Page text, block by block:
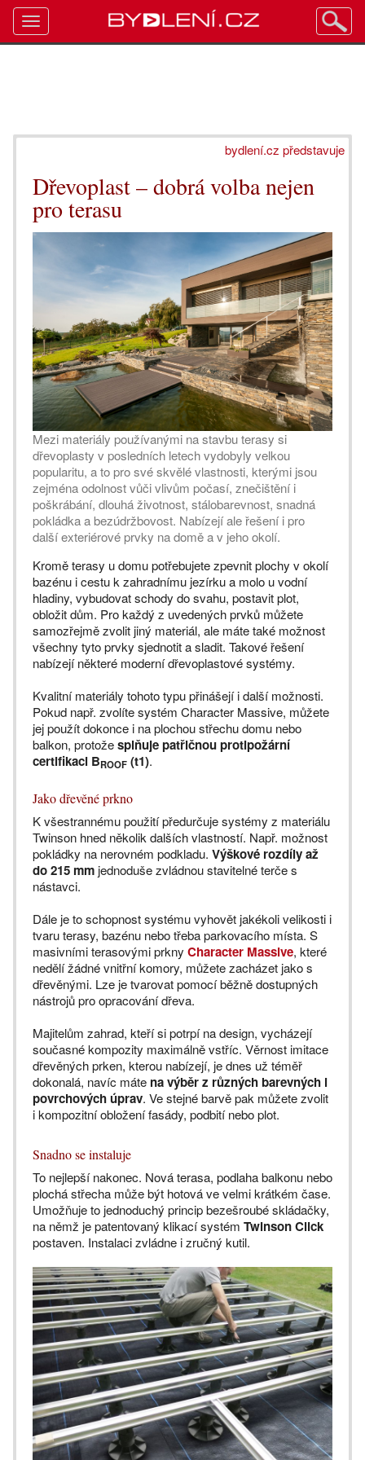
bydlení.cz představuje
Dřevoplast – dobrá volba nejen
pro terasu
Mezi materiály používanými na stavbu terasy si
dřevoplasty v posledních letech vydobyly velkou
popularitu, a to pro své skvělé vlastnosti, kterými jsou
zejména odolnost vůči vlivům počasí, znečištění i
poškrábání, dlouhá životnost, stálobarevnost, snadná
pokládka a bezúdržbovost. Nabízejí ale řešení i pro
další exteriérové prvky na domě a v jeho okolí.
Kromě terasy u domu potřebujete zpevnit plochy v okolí
bazénu i cestu k zahradnímu jezírku a molo u vodní
hladiny, vybudovat schody do svahu, postavit plot,
obložit dům. Pro každý z uvedených prvků můžete
samozřejmě zvolit jiný materiál, ale máte také možnost
všechny tyto prvky sjednotit a sladit. Takové řešení
nabízejí některé moderní dřevoplastové systémy.
Kvalitní materiály tohoto typu přinášejí i další možnosti.
Pokud např. zvolíte systém Character Massive, můžete
jej použít dokonce i na plochou střechu domu nebo
balkon, protožesplňuje patřičnou protipožární
certifikaci BROOF (t1).
Jako dřevěné prkno
K všestrannému použití předurčuje systémy z materiálu
Twinson hned několik dalších vlastností. Např. možnost
pokládky na nerovném podkladu. Výškové rozdíly až
do 215 mm jednoduše zvládnou stavitelné terče s
nástavci.
Dále je to schopnost systému vyhovět jakékoli velikosti i
tvaru terasy, bazénu nebo třeba parkovacího místa. S
masivními terasovými prkny Character Massive, které
nedělí žádné vnitřní komory, můžete zacházet jako s
dřevěnými. Lze je tvarovat pomocí běžně dostupných
nástrojů pro opracování dřeva.
Majitelům zahrad, kteří si potrpí na design, vycházejí
současné kompozity maximálně vstříc. Věrnost imitace
dřevěných prken, kterou nabízejí, je dnes už téměř
dokonalá, navíc máte na výběr z různých barevných i
povrchových úprav. Ve stejné barvě pak můžete zvolit
i kompozitní obložení fasády, podbití nebo plot.
Snadno se instaluje
To nejlepší nakonec. Nová terasa, podlaha balkonu nebo
plochá střecha může být hotová ve velmi krátkém čase.
Umožňuje to jednoduchý princip bezešroubé skládačky,
na němž je patentovaný klikací systém Twinson Click
postaven. Instalaci zvládne i zručný kutil.
Toggle
navigation